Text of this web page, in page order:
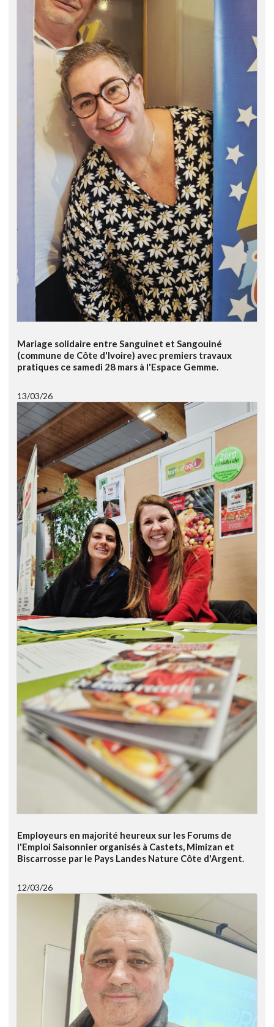
Mariage solidaire entre Sanguinet et Sangouiné
(commune de Côte d'Ivoire) avec premiers travaux
pratiques ce samedi 28 mars à l'Espace Gemme.
13/03/26
Employeurs en majorité heureux sur les Forums de
l'Emploi Saisonnier organisés à Castets, Mimizan et
Biscarrosse par le Pays Landes Nature Côte d'Argent.
12/03/26